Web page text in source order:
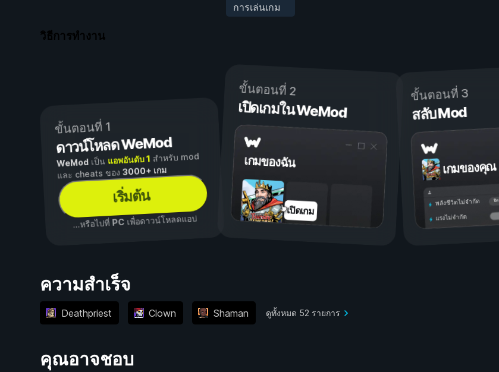
การเล่นเกม
วิธีการทำงาน
ขั้นตอนที่ 1
ดาวน์โหลด WeMod
WeModเป็น แอพอันดับ 1 สำหรับ mod
และ cheats ของ3000+ เกม
เริ่มต้น
...หรือไปที่ PCเพื่อดาวน์โหลดแอป
ขั้นตอนที่ 2
เปิดเกมใน WeMod
เกมของฉัน
เปิดเกม
ขั้นตอนที่ 3
สลับ Mod
เกมของคุณ
ปิด
พลังชีวิตไม่จำกัด
แรงไม่จำกัด
ความสำเร็จ
Deathpriest Clown Shaman ดูทั้งหมด 52 รายการ
คุณอาจชอบ